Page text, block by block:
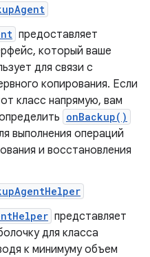
предоставляет
который ваше
для связи с
копирования. Если
класс напрямую, вам
onBackup()
выполнения операций
и восстановления
представляет
для класса
к минимуму объем